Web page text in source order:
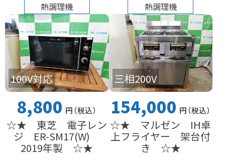
熱調理機 熱調理機
100V対応
8,800 円（税込）
☆★ 東芝 電子レン
ジ ER-SM17(W)
2019年製 ☆★
三相200V
154,000 円（税込）
☆★ マルゼン IH卓
上フライヤー 架台付
き ☆★